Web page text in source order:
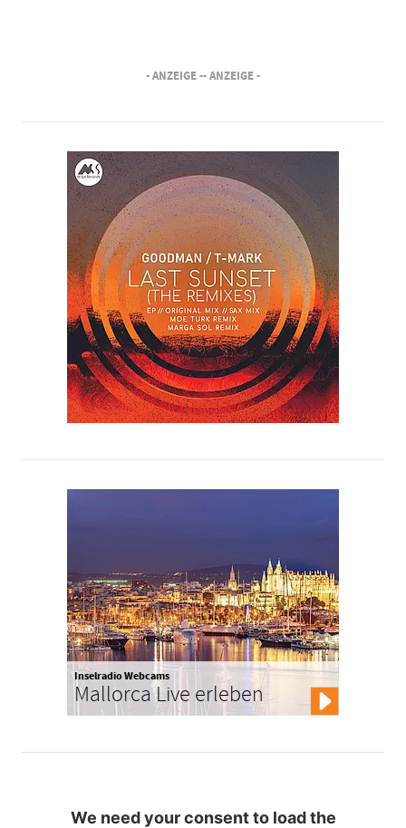
- ANZEIGE -- ANZEIGE -
Inselradio Webcams
Mallorca Live erleben
We need your consent to load the